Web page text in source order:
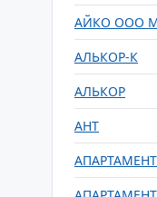
АЙКО ООО
АЛЬКОР-К
АЛЬКОР
АНТ